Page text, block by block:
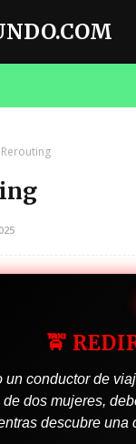
Rerouting
🚖
un conductor de
de dos mujeres,
descubre una